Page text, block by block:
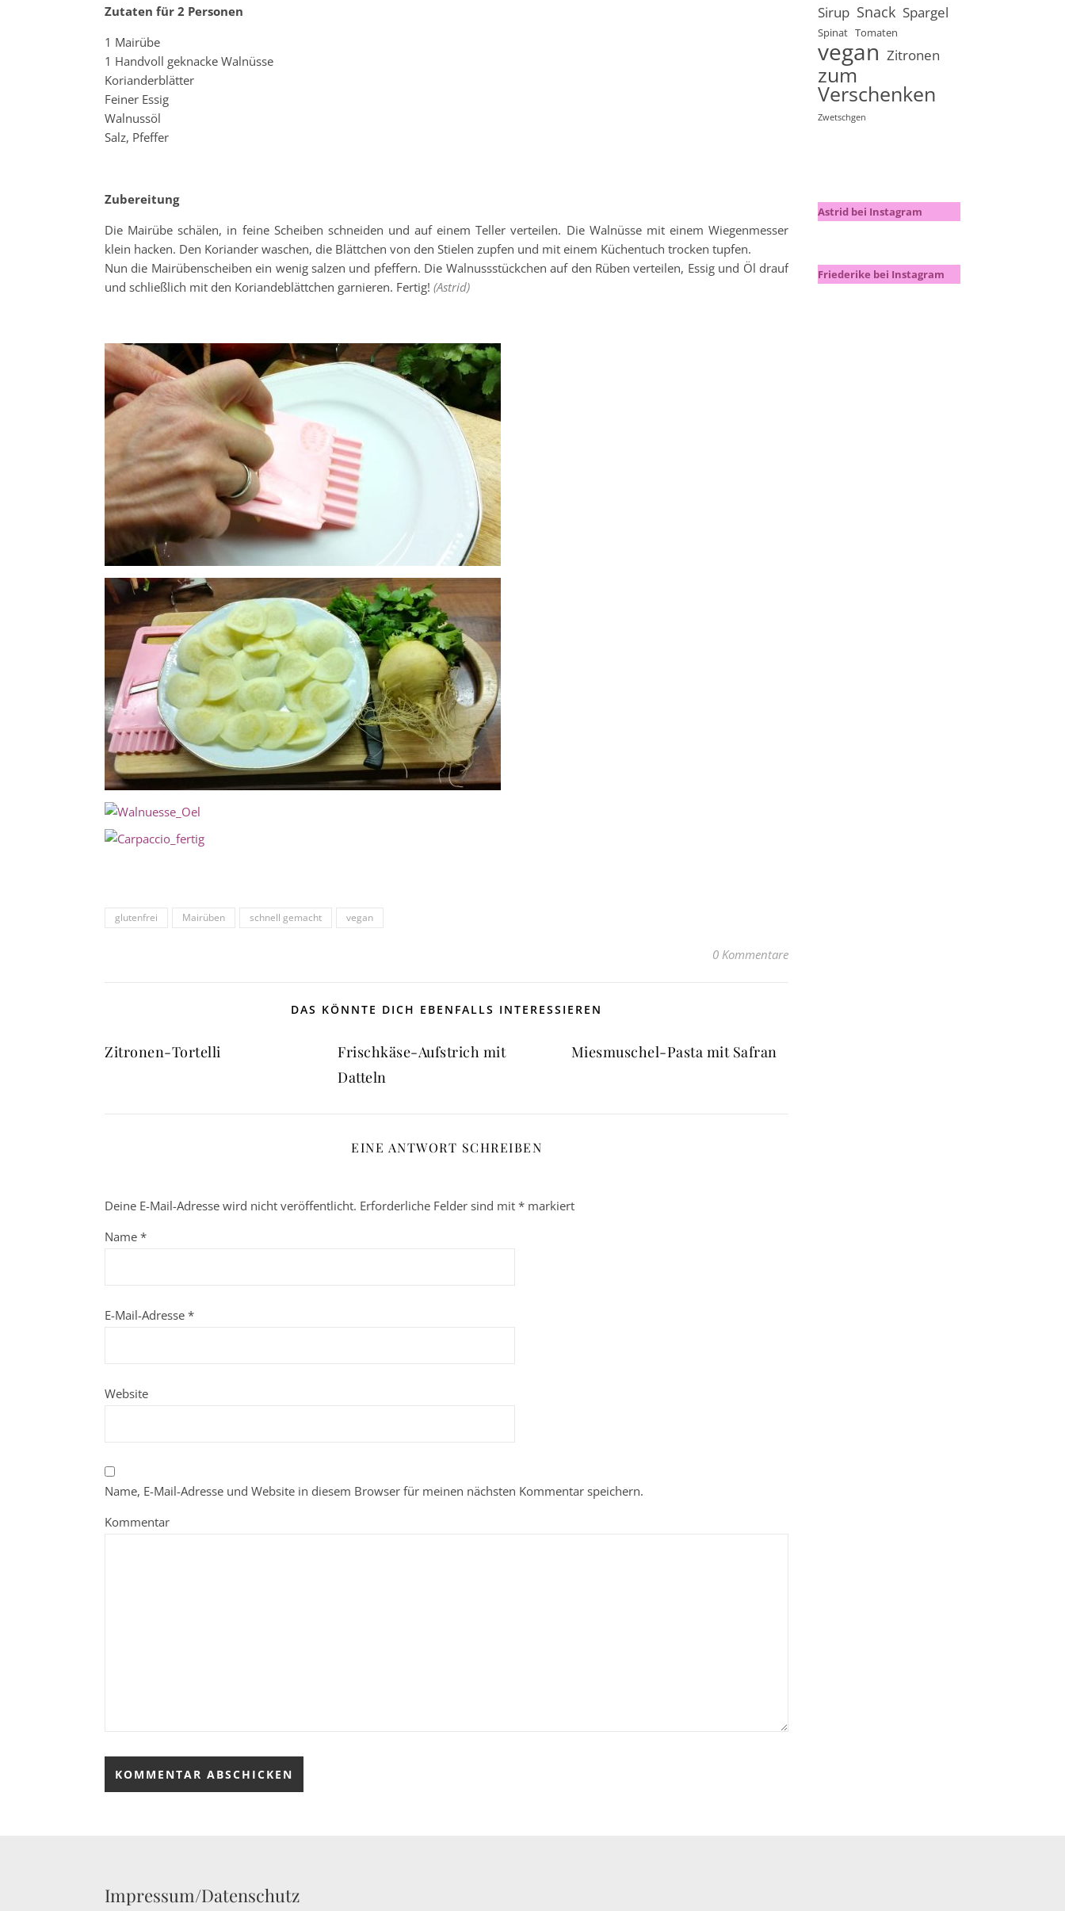
Zutaten für 2 Personen
1 Mairübe
1 Handvoll geknacke Walnüsse
Korianderblätter
Feiner Essig
Walnussöl
Salz, Pfeffer
Zubereitung
Die Mairübe schälen, in feine Scheiben schneiden und auf einem Teller verteilen. Die Walnüsse mit einem Wiegenmesser
klein hacken. Den Koriander waschen, die Blättchen von den Stielen zupfen und mit einem Küchentuch trocken tupfen.
Nun die Mairübenscheiben ein wenig salzen und pfeffern. Die Walnussstückchen auf den Rüben verteilen, Essig und Öl drauf
und schließlich mit den Koriandeblättchen garnieren. Fertig! (Astrid)
glutenfrei Mairüben schnell gemacht vegan
0 Kommentare
DAS KÖNNTE DICH EBENFALLS INTERESSIEREN
Zitronen-Tortelli
Frischkäse-Aufstrich mit
Datteln
Miesmuschel-Pasta mit Safran
EINE ANTWORT SCHREIBEN
Deine E-Mail-Adresse wird nicht veröffentlicht. Erforderliche Felder sind mit * markiert
Name *
E-Mail-Adresse *
Website
Name, E-Mail-Adresse und Website in diesem Browser für meinen nächsten Kommentar speichern.
Kommentar
Sirup Snack Spargel
Spinat Tomaten
vegan Zitronen
zum
Verschenken
Zwetschgen
Astrid bei Instagram
Friederike bei Instagram
Impressum/Datenschutz